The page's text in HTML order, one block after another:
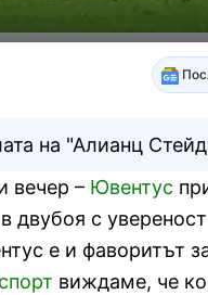
на "Алианц
вечер – Ювентус
двубоя с
е и фаворитът
виждаме, че